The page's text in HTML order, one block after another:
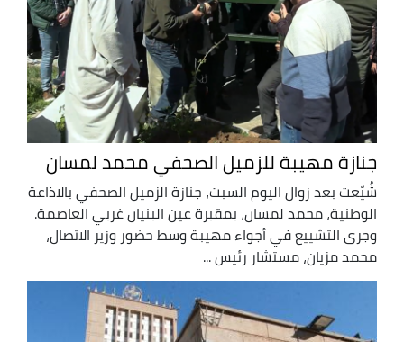
جنازة مهيبة للزميل الصحفي محمد لمسان
شُيّعت بعد زوال اليوم السبت، جنازة الزميل الصحفي بالاذاعة
الوطنية، محمد لمسان، بمقبرة عين البنيان غربي العاصمة.
وجرى التشييع في أجواء مهيبة وسط حضور وزير الاتصال،
محمد مزيان، مستشار رئيس ...